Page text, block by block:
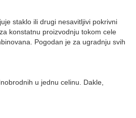
staklo ili drugi nesavitljivi pokrivni
konstatnu proizvodnju tokom cele
Pogodan je za ugradnju svih
u jednu celinu. Dakle,